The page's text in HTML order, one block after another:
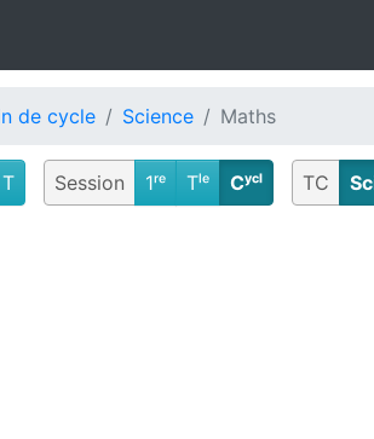
de cycle Science Maths
T Session 1ʳᵉ Tˡᵉ Cʸᶜˡ TC